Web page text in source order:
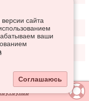
сайта
ваши
Соглашаюсь